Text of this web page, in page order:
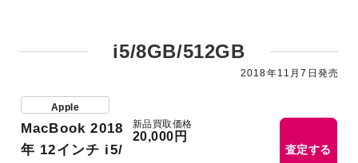
i5/8GB/512GB
2018年11月7日発売
Apple
MacBook 2018
年 12インチ i5/
新品買取価格
20,000円
査定する